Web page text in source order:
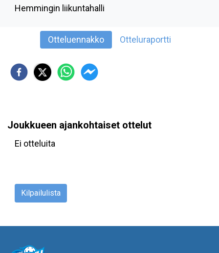
Hemmingin liikuntahalli
Otteluennakko Otteluraportti
Joukkueen ajankohtaiset ottelut
Ei otteluita
Kilpailulista